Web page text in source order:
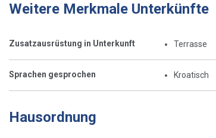
Weitere Merkmale Unterkünfte
Zusatzausrüstung in Unterkunft Terrasse
Sprachen gesprochen Kroatisch
Hausordnung